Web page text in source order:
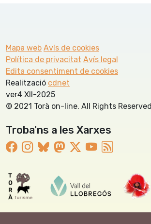
Mapa web Avís de cookies
Política de privacitat Avís legal
Edita consentiment de cookies
Realització cdnet
ver4 XII-2025
© 2021 Torà on-line. All Rights Reserved
Troba'ns a les Xarxes